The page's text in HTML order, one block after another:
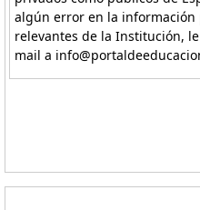
algún error en la información
relevantes de la Institución,
mail a